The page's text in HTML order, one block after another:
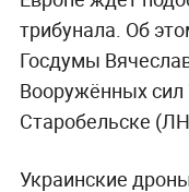
трибунала. Об
Госдумы
Вооружённых
Старобельске
Украинские